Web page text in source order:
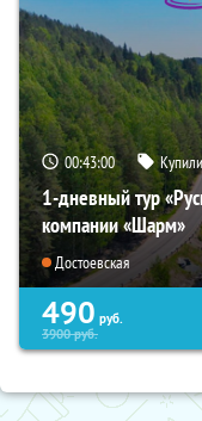
00:42:59
1-дневный тур
компании «Шарм»
Достоевская
490 руб.
3900руб.